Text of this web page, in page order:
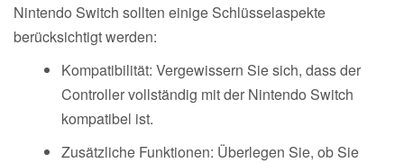
Nintendo Switch sollten einige Schlüsselaspekte
berücksichtigt werden:
Kompatibilität: Vergewissern Sie sich, dass der
Controller vollständig mit der Nintendo Switch
kompatibel ist.
Zusätzliche Funktionen: Überlegen Sie, ob Sie